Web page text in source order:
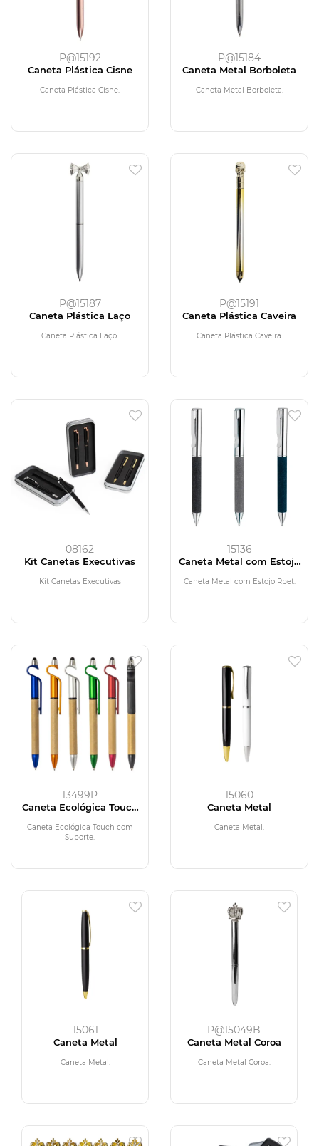
P@15192
Caneta Plástica Cisne
Caneta Plástica Cisne.
P@15184
Caneta Metal Borboleta
Caneta Metal Borboleta.
P@15187
Caneta Plástica Laço
Caneta Plástica Laço.
P@15191
Caneta Plástica Caveira
Caneta Plástica Caveira.
08162
Kit Canetas Executivas
Kit Canetas Executivas
15136
Caneta Metal com Estojo
Caneta Metal com Estojo Rpet.
13499P
Caneta Ecológica Touch
Caneta Ecológica Touch com
Suporte.
15060
Caneta Metal
Caneta Metal.
15061
Caneta Metal
Caneta Metal.
P@15049B
Caneta Metal Coroa
Caneta Metal Coroa.